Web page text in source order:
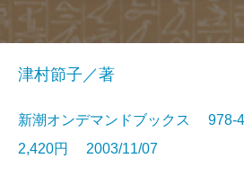
津村節子／著
新潮オンデマンドブックス 978-
2,420円 2003/11/07